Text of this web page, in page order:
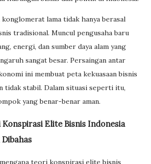
lama tidak hanya berasal
tradisional. Muncul pengusaha baru
energi, dan sumber daya alam yang
sangat besar. Persaingan antar
ini membuat peta kekuasaan bisnis
tidak stabil. Dalam situasi seperti itu,
yang benar-benar aman.
Elite Bisnis Indonesia
mengapa teori konspirasi elite bisnis